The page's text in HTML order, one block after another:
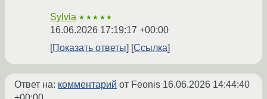
Sylvia ★★★★★
16.06.2026 17:19:17 +00:00
Показать ответы
Ссылка
Ответ на: комментарий от Feonis 16.06.2026 14:44:40